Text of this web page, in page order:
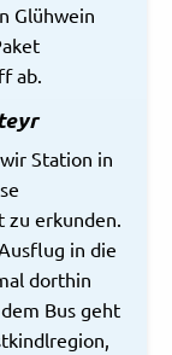
Glühwein
ab.
Station in
erkunden.
in die
dorthin
Bus geht